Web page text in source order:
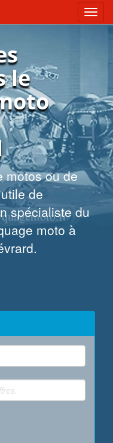
le
motos ou de
de
spécialiste du
moto à